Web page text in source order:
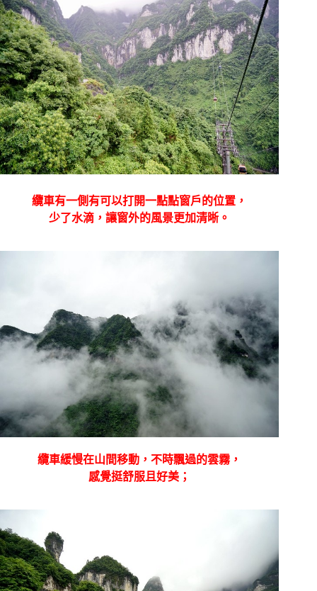
纜車有一側有可以打開一點點窗戶的位置，
少了水滴，讓窗外的風景更加清晰。
纜車緩慢在山間移動，不時飄過的雲霧，
感覺挺舒服且好美；